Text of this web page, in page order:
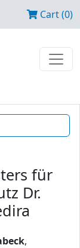
Cart (0)
für
Dr.
,